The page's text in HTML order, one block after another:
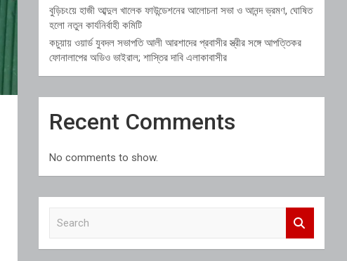
বুড়িচংয়ে হাজী আব্দুল খালেক ফাউন্ডেশনের আলোচনা সভা ও আনন্দ ভ্রমণ, ঘোষিত
হলো নতুন কার্যনির্বাহী কমিটি
কচুয়ায় ওয়ার্ড যুবদল সভাপতি আলী আরশাদের প্রবাসীর স্ত্রীর সঙ্গে আপত্তিকর
ফোনালাপের অডিও ভাইরাল; শাস্তির দাবি এলাকাবাসীর
Recent Comments
No comments to show.